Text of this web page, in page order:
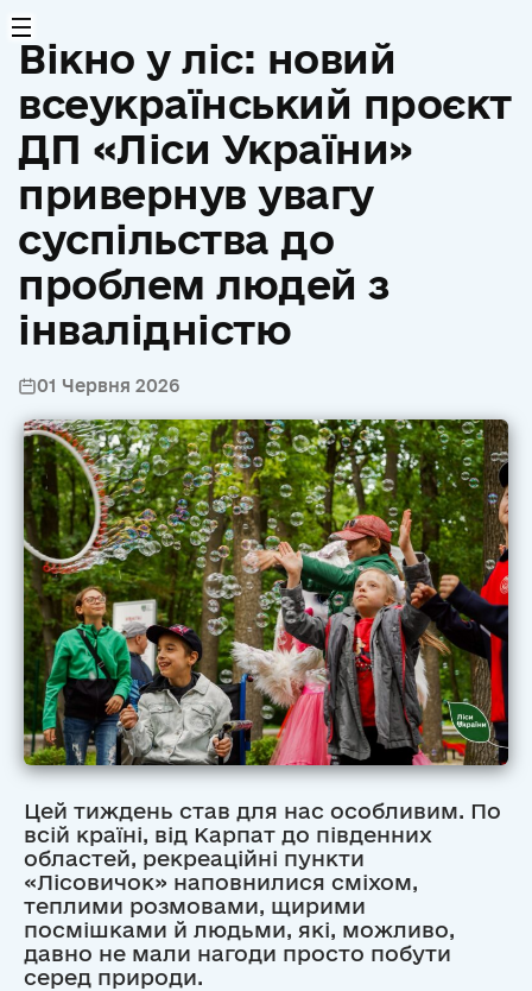
Вікно у ліс: новий
всеукраїнський проєкт
ДП «Ліси України»
привернув увагу
суспільства до
проблем людей з
інвалідністю
01 Червня 2026
Цей тиждень став для нас особливим. По
всій країні, від Карпат до південних
областей, рекреаційні пункти
«Лісовичок» наповнилися сміхом,
теплими розмовами, щирими
посмішками й людьми, які, можливо,
давно не мали нагоди просто побути
серед природи.